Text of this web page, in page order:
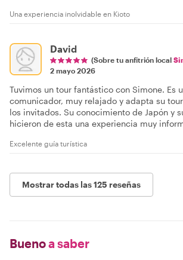
Una experiencia inolvidable en Kioto
David
(Sobre tu anfitrión local
2 mayo 2026
Tuvimos un tour fantástico con Simone. Es
comunicador, muy relajado y adapta su
los invitados. Su conocimiento de Japón y
hicieron de esta una experiencia muy
Excelente guía turística
Mostrar todas las 125 reseñas
Buenoa saber